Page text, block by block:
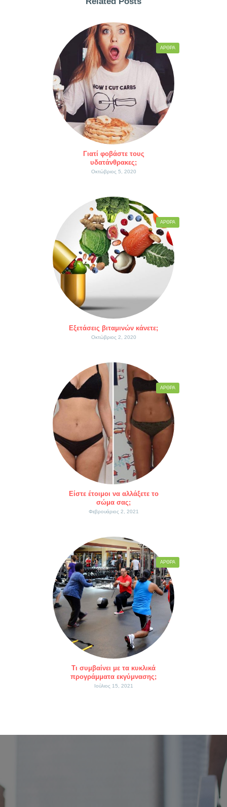
Γιατί φοβάστε τους
υδατάνθρακες;
Οκτώβριος 5, 2020
ΆΡΘΡΑ
Εξετάσεις βιταμινών κάνετε;
Οκτώβριος 2, 2020
ΆΡΘΡΑ
Είστε έτοιμοι να αλλάξετε το
σώμα σας;
Φεβρουάριος 2, 2021
ΆΡΘΡΑ
Τι συμβαίνει με τα κυκλικά
προγράμματα εκγύμνασης;
Ιούλιος 15, 2021
ΆΡΘΡΑ